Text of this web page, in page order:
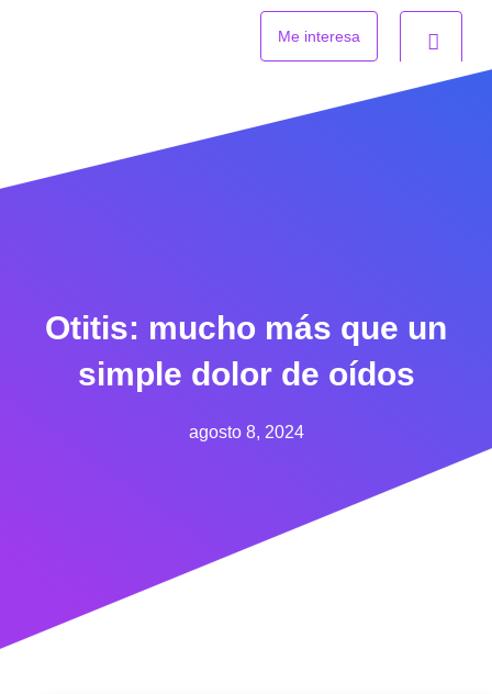
Me interesa
Otitis: mucho más que un
simple dolor de oídos
agosto 8, 2024